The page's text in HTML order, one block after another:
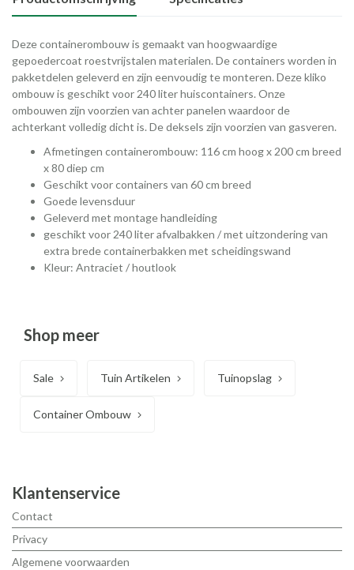
Deze containerombouw is gemaakt van hoogwaardige
gepoedercoat roestvrijstalen materialen. De containers worden in
pakketdelen geleverd en zijn eenvoudig te monteren. Deze kliko
ombouw is geschikt voor 240 liter huiscontainers. Onze
ombouwen zijn voorzien van achter panelen waardoor de
achterkant volledig dicht is. De deksels zijn voorzien van gasveren.
Afmetingen containerombouw: 116 cm hoog x 200 cm breed
x 80 diep cm
Geschikt voor containers van 60 cm breed
Goede levensduur
Geleverd met montage handleiding
geschikt voor 240 liter afvalbakken / met uitzondering van
extra brede containerbakken met scheidingswand
Kleur: Antraciet / houtlook
Shop meer
Sale Tuin Artikelen Tuinopslag
Container Ombouw
Klantenservice
Contact
Privacy
Algemene voorwaarden